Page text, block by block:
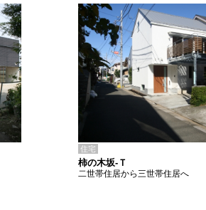
住宅
柿の木坂-Ｔ
二世帯住居から三世帯住居へ